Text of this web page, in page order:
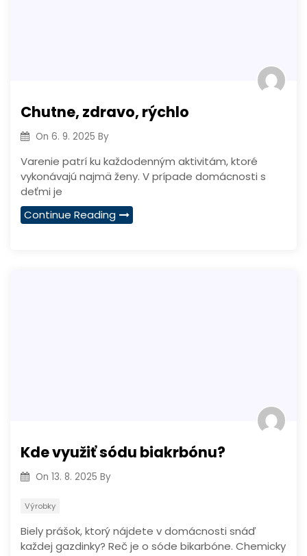
Chutne, zdravo, rýchlo
On 6. 9. 2025 By
Varenie patrí ku každodenným aktivitám, ktoré
vykonávajú najmä ženy. V prípade domácnosti s
deťmi je
Continue Reading
Kde využiť sódu biakrbónu?
On 13. 8. 2025 By
Výrobky
Biely prášok, ktorý nájdete v domácnosti snáď
každej gazdinky? Reč je o sóde bikarbóne. Chemicky